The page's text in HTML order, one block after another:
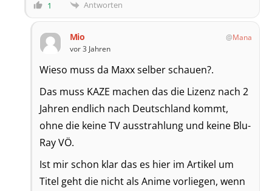
1 Antworten
Mio
Mana
vor 3 Jahren
Wieso muss da Maxx selber schauen?.
Das muss KAZE machen das die Lizenz nach 2
Jahren endlich nach Deutschland kommt,
ohne die keine TV ausstrahlung und keine Blu-
Ray VÖ.
Ist mir schon klar das es hier im Artikel um
Titel geht die nicht als Anime vorliegen, wenn